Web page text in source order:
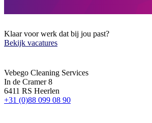
Klaar voor werk dat bij jou past?
Bekijk vacatures
Vebego Cleaning Services
In de Cramer 8
6411 RS Heerlen
+31 (0)88 099 08 90